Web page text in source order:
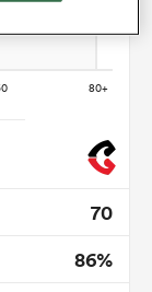
70
86%